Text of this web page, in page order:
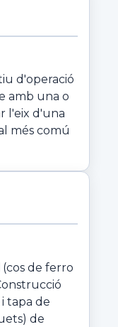
d'operació
amb una o
l'eix d'una
més comú
de ferro
tapa de
de